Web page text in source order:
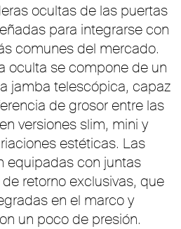
ocultas de las puertas
para integrarse con
comunes del mercado.
oculta se compone de un
jamba telescópica, capaz
de grosor entre las
versiones slim, mini y
estéticas. Las
equipadas con juntas
retorno exclusivas, que
en el marco y
un poco de presión.